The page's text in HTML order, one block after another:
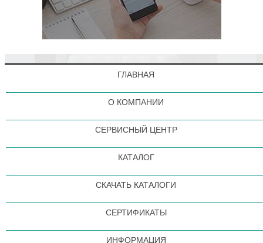
ГЛАВНАЯ
О КОМПАНИИ
СЕРВИСНЫЙ ЦЕНТР
КАТАЛОГ
СКАЧАТЬ КАТАЛОГИ
СЕРТИФИКАТЫ
ИНФОРМАЦИЯ